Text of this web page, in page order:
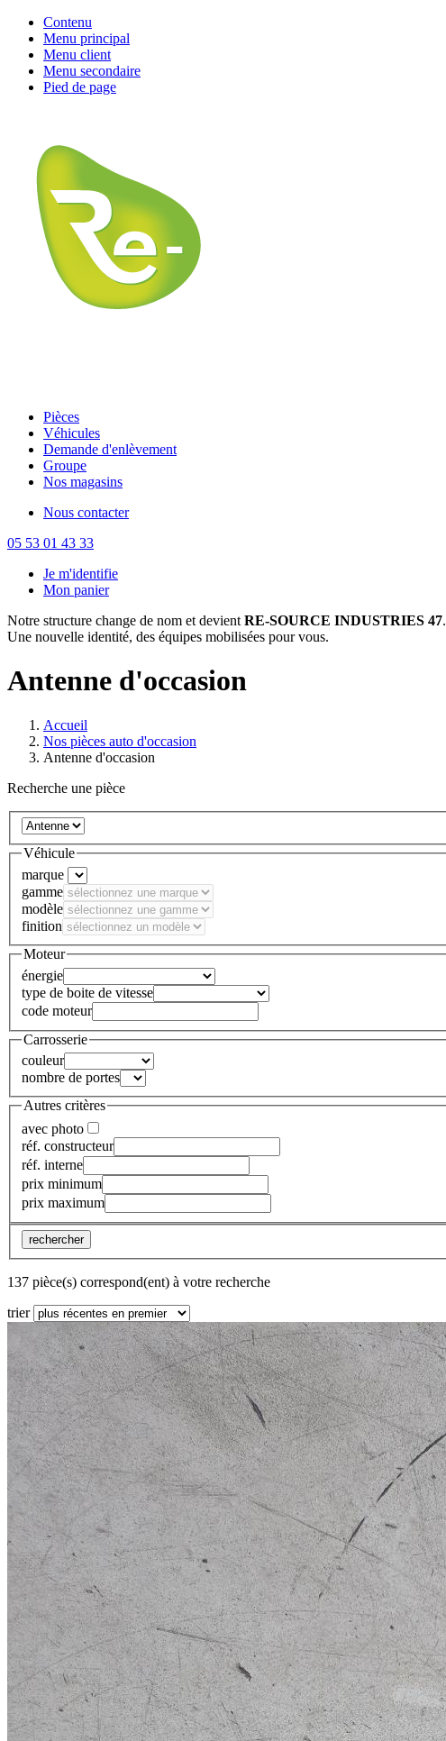
Contenu
Menu principal
Menu client
Menu secondaire
Pied de page
Pièces
Véhicules
Demande d'enlèvement
Groupe
Nos magasins
Nous contacter
05 53 01 43 33
Je m'identifie
Mon panier
Notre structure change de nom et devient RE-SOURCE INDUSTRIES 47.
Une nouvelle identité, des équipes mobilisées pour vous.
Antenne d'occasion
Accueil
Nos pièces auto d'occasion
Antenne d'occasion
Recherche une pièce
Véhicule
marque
gamme
modèle
finition
Moteur
énergie
type de boite de vitesse
code moteur
Carrosserie
couleur
nombre de portes
Autres critères
avec photo
réf. constructeur
réf. interne
prix minimum
prix maximum
rechercher
137 pièce(s) correspond(ent) à votre recherche
trier